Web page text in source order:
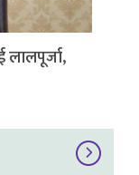
लालपूर्जा,